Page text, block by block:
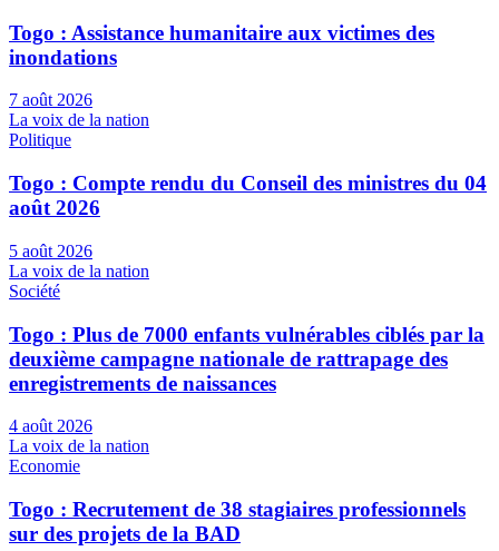
Togo : Assistance humanitaire aux victimes des
inondations
7 août 2026
La voix de la nation
Politique
Togo : Compte rendu du Conseil des ministres du 04
août 2026
5 août 2026
La voix de la nation
Société
Togo : Plus de 7000 enfants vulnérables ciblés par la
deuxième campagne nationale de rattrapage des
enregistrements de naissances
4 août 2026
La voix de la nation
Economie
Togo : Recrutement de 38 stagiaires professionnels
sur des projets de la BAD